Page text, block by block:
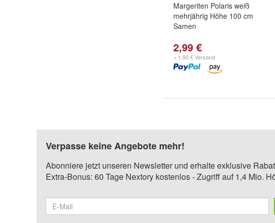
Margeriten Polaris weiß
mehrjährig Höhe 100 cm
Samen
2,99 €
+ 1,90 € Versand
Verpasse keine Angebote mehr!
Abonniere jetzt unseren Newsletter und erhalte exklusive
Extra-Bonus: 60 Tage Nextory kostenlos - Zugriff auf 1,4 Mio.